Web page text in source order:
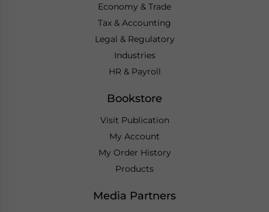
Economy & Trade
Tax & Accounting
Legal & Regulatory
Industries
HR & Payroll
Bookstore
Visit Publication
My Account
My Order History
Products
Media Partners